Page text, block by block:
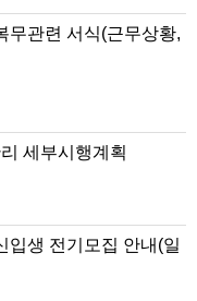
무관련 서식(근무상황,
세부시행계획
입생 전기모집 안내(일